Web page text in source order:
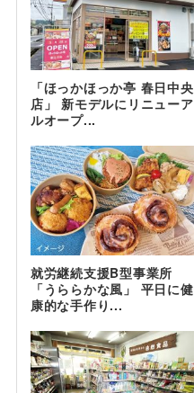
「ほっかほっか亭 春日中央
店」 新モデルにリニューア
ルオープ...
就労継続支援B型事業所
「うららかな風」 平日に健
康的な手作り...